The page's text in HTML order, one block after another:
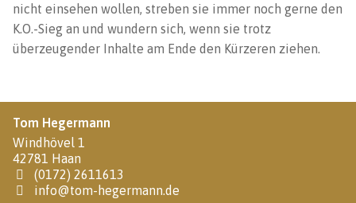
nicht einsehen wollen, streben sie immer noch gerne den
K.O.-Sieg an und wundern sich, wenn sie trotz
überzeugender Inhalte am Ende den Kürzeren ziehen.
Tom Hegermann
Windhövel 1
42781 Haan
(0172) 2611613
info@tom-hegermann.de